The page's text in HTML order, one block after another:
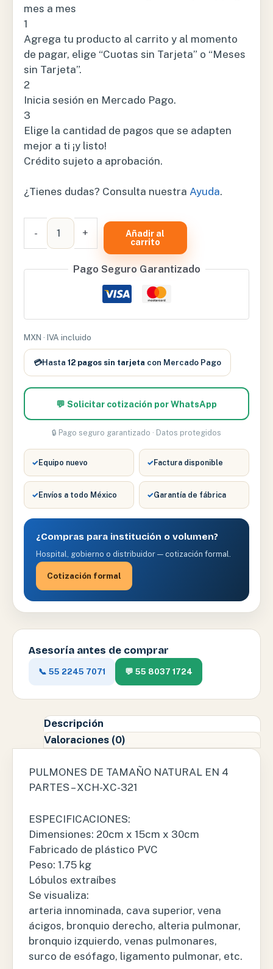
mes a mes
1
Agrega tu producto al carrito y al momento
de pagar, elige “Cuotas sin Tarjeta” o “Meses
sin Tarjeta”.
2
Inicia sesión en Mercado Pago.
3
Elige la cantidad de pagos que se adapten
mejor a ti ¡y listo!
Crédito sujeto a aprobación.
¿Tienes dudas? Consulta nuestra Ayuda.
-
PULMONES
NATURAL
PARTES
XCH-
XC-
321
cantidad
+
Añadir al
carrito
Pago Seguro Garantizado
MXN · IVA incluido
💳Hasta 12 pagos sin tarjeta con Mercado Pago
💬 Solicitar cotización por WhatsApp
🔒 Pago seguro garantizado · Datos protegidos
✓Equipo nuevo ✓Factura disponible
✓Envíos a todo México ✓Garantía de fábrica
¿Compras para institución o volumen?
Hospital, gobierno o distribuidor — cotización formal.
Cotización formal
Asesoría antes de comprar
📞 55 2245 7071 💬 55 8037 1724
Descripción
Valoraciones (0)
PULMONES DE TAMAÑO NATURAL EN 4
PARTES – XCH-XC-321
ESPECIFICACIONES:
Dimensiones: 20cm x 15cm x 30cm
Fabricado de plástico PVC
Peso: 1.75 kg
Lóbulos extraíbes
Se visualiza:
arteria innominada, cava superior, vena
ácigos, bronquio derecho, alteria pulmonar,
bronquio izquierdo, venas pulmonares,
surco de esófago, ligamento pulmonar, etc.